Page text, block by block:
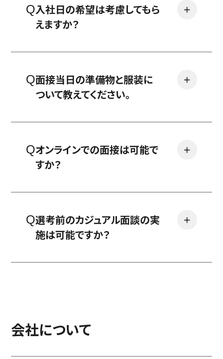
＋
入社日の希望は考慮してもら
えますか？
＋
面接当日の準備物と服装に
ついて教えてください。
＋
オンラインでの面接は可能で
すか？
＋
選考前のカジュアル面談の実
施は可能ですか？
会社について